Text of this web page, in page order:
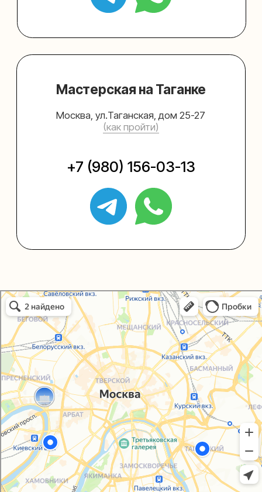
Упаковали Онлайн в Москве
Москва
© 2021-2025, ООО "УПАКОВАЛИ ОНЛАЙН"
Сайт разработалаbogachevas
help@upakovali.online
Sospeso wrap
О нас
Упаковать подарок
В личный кабинет
+7 (495) 005-03-13